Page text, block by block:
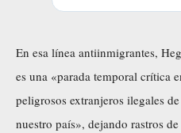
En esa línea antiinmigrantes,
es una «parada temporal crítica
peligrosos extranjeros ilegales
nuestro país», dejando rastros